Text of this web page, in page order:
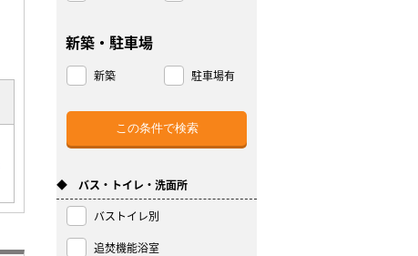
新築・駐車場
新築 駐車場有
◆ バス・トイレ・洗面所
バストイレ別
追焚機能浴室